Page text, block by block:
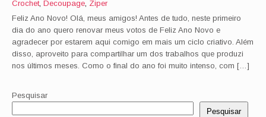
Crochet, Decoupage, Ziper
Feliz Ano Novo! Olá, meus amigos! Antes de tudo, neste primeiro
dia do ano quero renovar meus votos de Feliz Ano Novo e
agradecer por estarem aqui comigo em mais um ciclo criativo. Além
disso, aproveito para compartilhar um dos trabalhos que produzi
nos últimos meses. Como o final do ano foi muito intenso, com […]
Pesquisar
Pesquisar